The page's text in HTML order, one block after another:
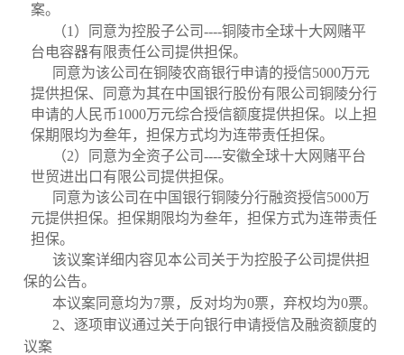
案。
（1 ）同意为控股子公司----铜陵市全球十大网赌平
台电容器有限责任公司提供担保。
同意为该公司在铜陵农商银行申请的授信5000万元
提供担保、同意为其在中国银行股份有限公司铜陵分行
申请的人民币1000万元综合授信额度提供担保。以上担
保期限均为叁年，担保方式均为连带责任担保。
（2）同意为全资子公司----安徽全球十大网赌平台
世贸进出口有限公司提供担保。
同意为该公司在中国银行铜陵分行融资授信5000万
元提供担保。担保期限均为叁年，担保方式为连带责任
担保。
该议案详细内容见本公司关于为控股子公司提供担
保的公告。
本议案同意均为7票，反对均为0票，弃权均为0票。
2、逐项审议通过关于向银行申请授信及融资额度的
议案